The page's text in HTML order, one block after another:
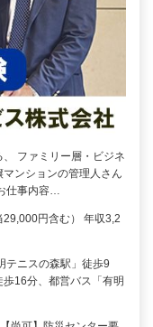
ファミリー層・ビジネ
ンションの管理人さん
仕事内容…
円含む） 年収3,2
テニスの森駅」徒歩9
16分、都営バス「有明